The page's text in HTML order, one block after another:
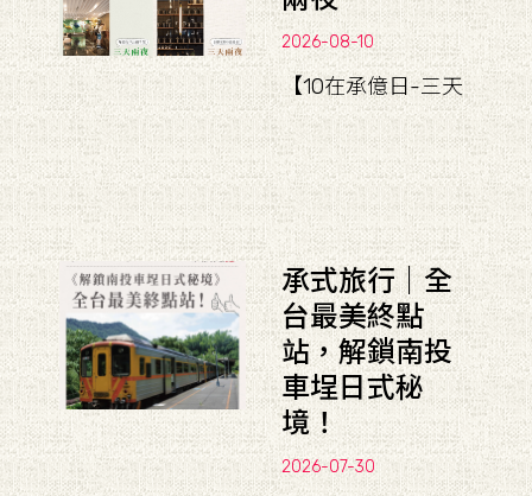
2026-08-10
【10在承億日-三天
承式旅行｜全
台最美終點
站，解鎖南投
車埕日式秘
境！
2026-07-30